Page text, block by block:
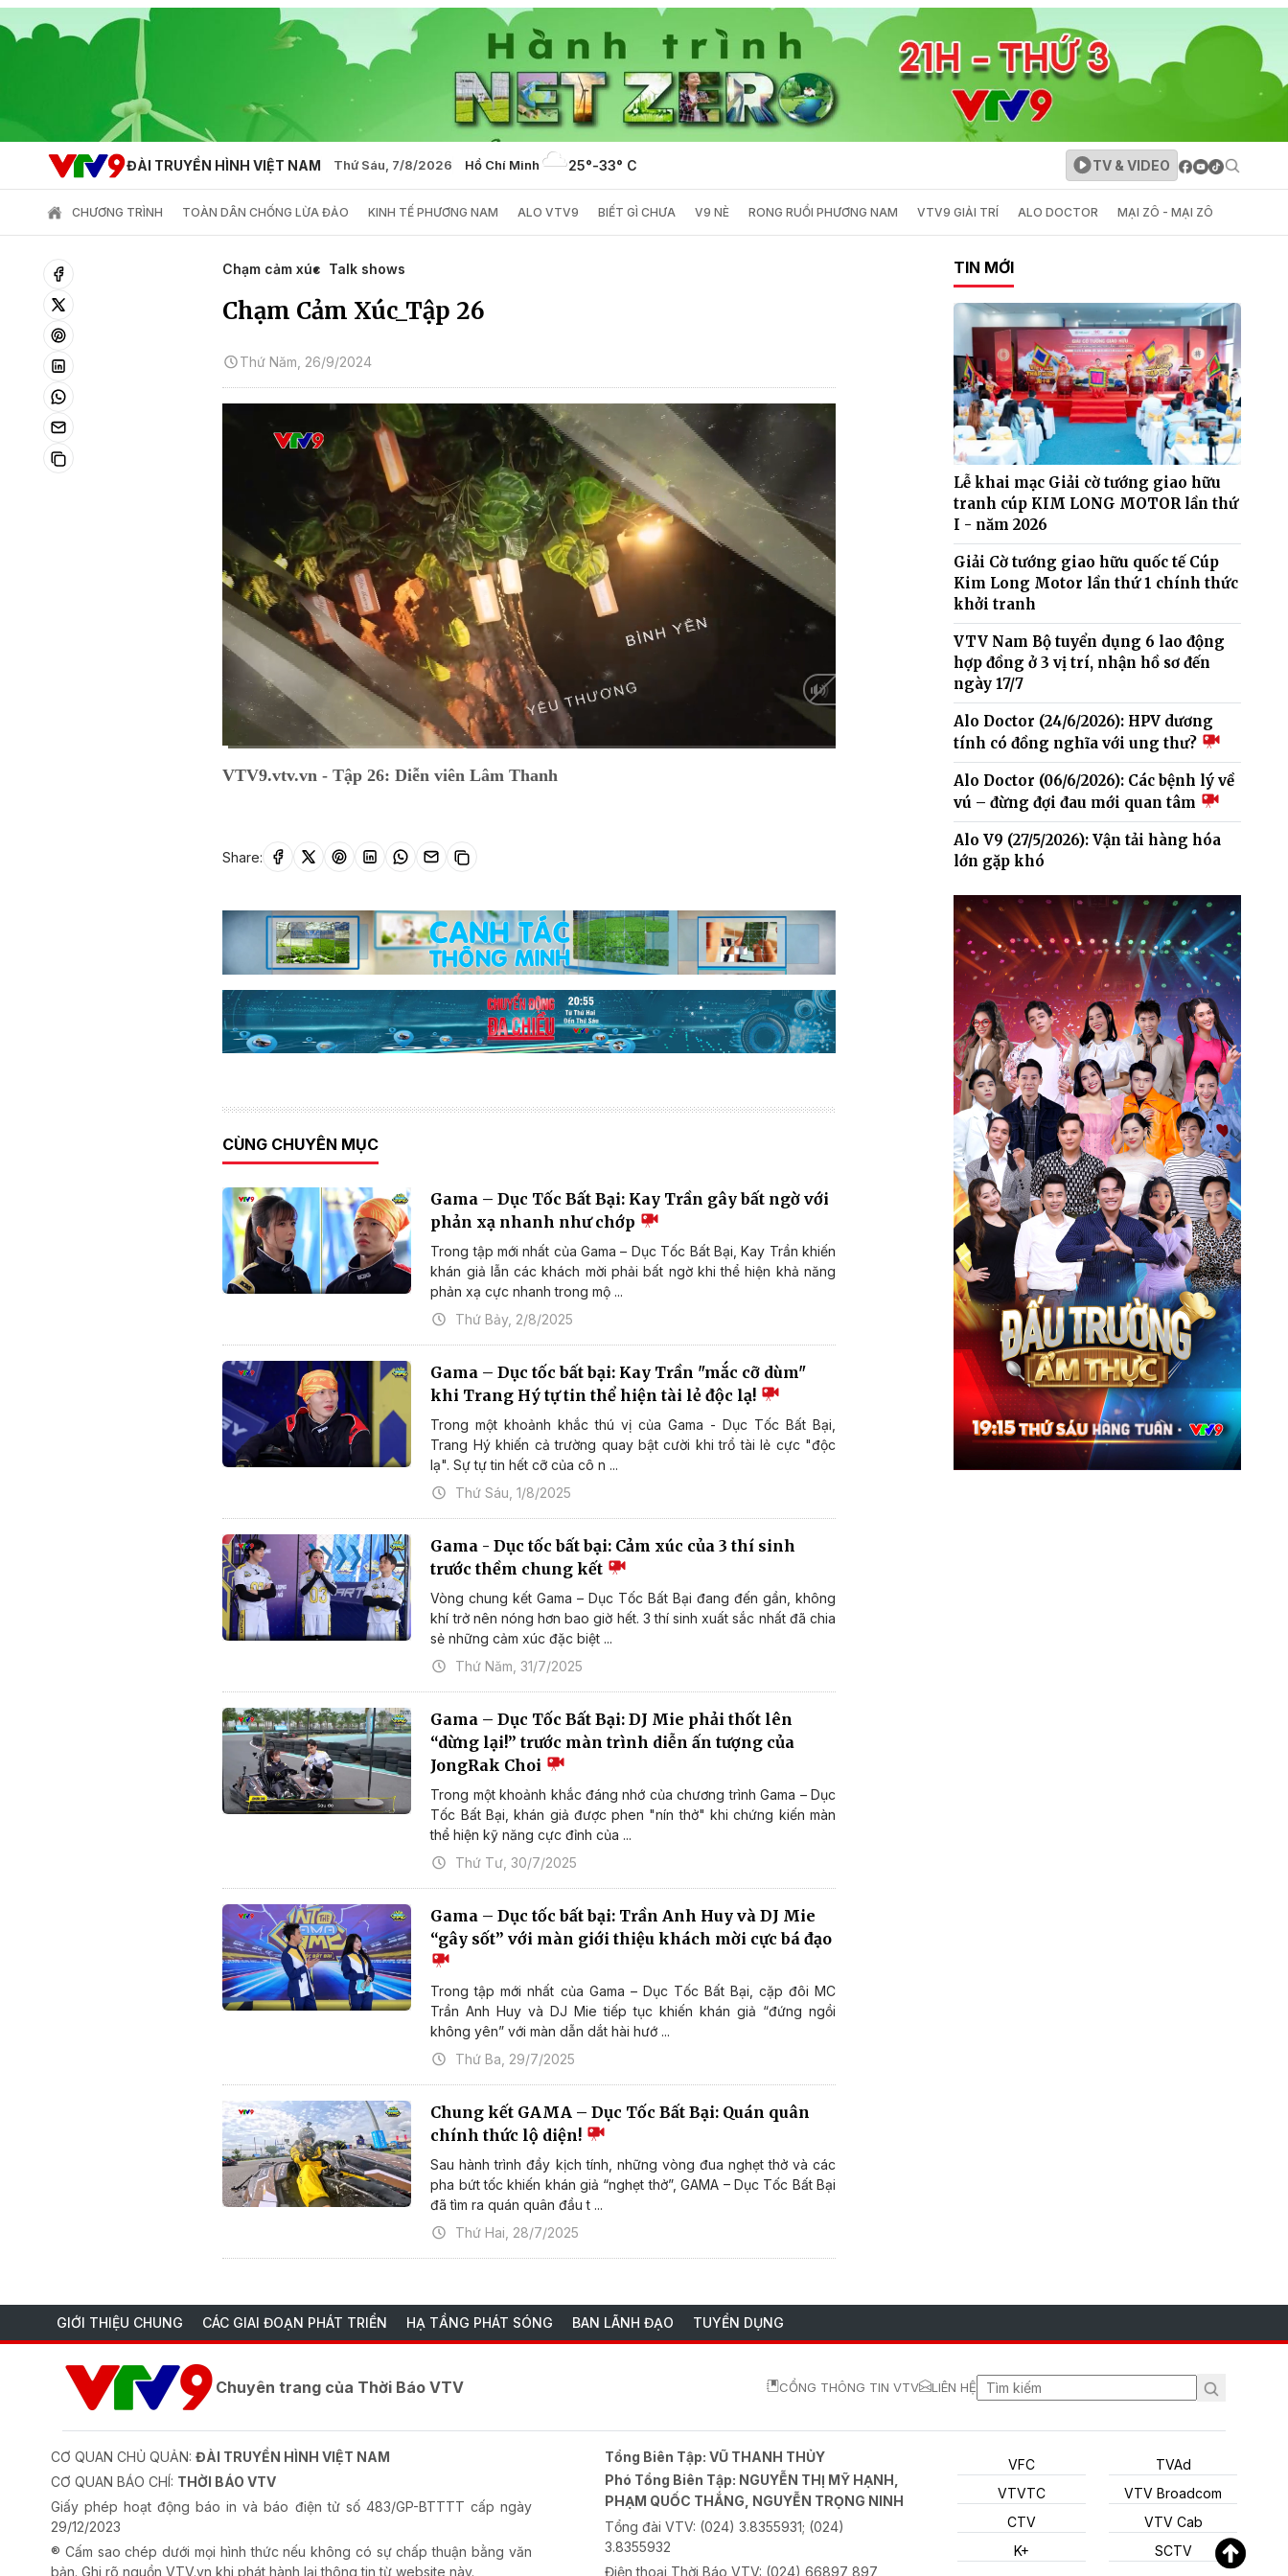
ĐÀI TRUYỀN HÌNH VIỆT NAM Thứ Sáu, 7/8/2026 Hồ Chí Minh 25°-33° C TV & VIDEO
CHƯƠNG TRÌNH TOÀN DÂN CHỐNG LỪA ĐẢO KINH TẾ PHƯƠNG NAM ALO VTV9 BIẾT GÌ CHƯA V9 NÈ RONG RUỔI PHƯƠNG NAM VTV9 GIẢI TRÍ ALO DOCTOR MẠI ZÔ - MẠI ZÔ
Chạm cảm xúc Talk shows
Chạm Cảm Xúc_Tập 26
Thứ Năm, 26/9/2024
VTV9.vtv.vn - Tập 26: Diễn viên Lâm Thanh
Share:
CÙNG CHUYÊN MỤC
Gama – Dục Tốc Bất Bại: Kay Trần gây bất ngờ với
phản xạ nhanh như chớp
Trong tập mới nhất của Gama – Dục Tốc Bất Bại, Kay Trần khiến
khán giả lẫn các khách mời phải bất ngờ khi thể hiện khả năng
phản xạ cực nhanh trong mộ ...
Thứ Bảy, 2/8/2025
Gama – Dục tốc bất bại: Kay Trần "mắc cỡ dùm"
khi Trang Hý tự tin thể hiện tài lẻ độc lạ!
Trong một khoảnh khắc thú vị của Gama - Dục Tốc Bất Bại,
Trang Hý khiến cả trường quay bật cười khi trổ tài lẻ cực "độc
lạ". Sự tự tin hết cỡ của cô n ...
Thứ Sáu, 1/8/2025
Gama - Dục tốc bất bại: Cảm xúc của 3 thí sinh
trước thềm chung kết
Vòng chung kết Gama – Dục Tốc Bất Bại đang đến gần, không
khí trở nên nóng hơn bao giờ hết. 3 thí sinh xuất sắc nhất đã chia
sẻ những cảm xúc đặc biệt ...
Thứ Năm, 31/7/2025
Gama – Dục Tốc Bất Bại: DJ Mie phải thốt lên
“dừng lại!” trước màn trình diễn ấn tượng của
JongRak Choi
Trong một khoảnh khắc đáng nhớ của chương trình Gama – Dục
Tốc Bất Bại, khán giả được phen "nín thở" khi chứng kiến màn
thể hiện kỹ năng cực đỉnh của ...
Thứ Tư, 30/7/2025
Gama – Dục tốc bất bại: Trần Anh Huy và DJ Mie
“gây sốt” với màn giới thiệu khách mời cực bá đạo
Trong tập mới nhất của Gama – Dục Tốc Bất Bại, cặp đôi MC
Trần Anh Huy và DJ Mie tiếp tục khiến khán giả “đứng ngồi
không yên” với màn dẫn dắt hài hướ ...
Thứ Ba, 29/7/2025
Chung kết GAMA – Dục Tốc Bất Bại: Quán quân
chính thức lộ diện!
Sau hành trình đầy kịch tính, những vòng đua nghẹt thở và các
pha bứt tốc khiến khán giả “nghẹt thở”, GAMA – Dục Tốc Bất Bại
đã tìm ra quán quân đầu t ...
Thứ Hai, 28/7/2025
TIN MỚI
Lễ khai mạc Giải cờ tướng giao hữu
tranh cúp KIM LONG MOTOR lần thứ
I - năm 2026
Giải Cờ tướng giao hữu quốc tế Cúp
Kim Long Motor lần thứ 1 chính thức
khởi tranh
VTV Nam Bộ tuyển dụng 6 lao động
hợp đồng ở 3 vị trí, nhận hồ sơ đến
ngày 17/7
Alo Doctor (24/6/2026): HPV dương
tính có đồng nghĩa với ung thư?
Alo Doctor (06/6/2026): Các bệnh lý về
vú – đừng đợi đau mới quan tâm
Alo V9 (27/5/2026): Vận tải hàng hóa
lớn gặp khó
GIỚI THIỆU CHUNG CÁC GIAI ĐOẠN PHÁT TRIỂN HẠ TẦNG PHÁT SÓNG BAN LÃNH ĐẠO TUYỂN DỤNG
Chuyên trang của Thời Báo VTV CỔNG THÔNG TIN VTV LIÊN HỆ
CƠ QUAN CHỦ QUẢN: ĐÀI TRUYỀN HÌNH VIỆT NAM
CƠ QUAN BÁO CHÍ: THỜI BÁO VTV
Giấy phép hoạt động báo in và báo điện tử số 483/GP-BTTTT cấp ngày
29/12/2023
® Cấm sao chép dưới mọi hình thức nếu không có sự chấp thuận bằng văn
bản. Ghi rõ nguồn VTV.vn khi phát hành lại thông tin từ website này.
Tổng Biên Tập:VŨ THANH THỦY
Phó Tổng Biên Tập: NGUYỄN THỊ MỸ HẠNH,
PHẠM QUỐC THẮNG, NGUYỄN TRỌNG NINH
Tổng đài VTV: (024) 3.8355931; (024)
3.8355932
Điện thoại Thời Báo VTV: (024) 66897 897
VFC
VTVTC
CTV
K+
TVAd
VTV Broadcom
VTV Cab
SCTV